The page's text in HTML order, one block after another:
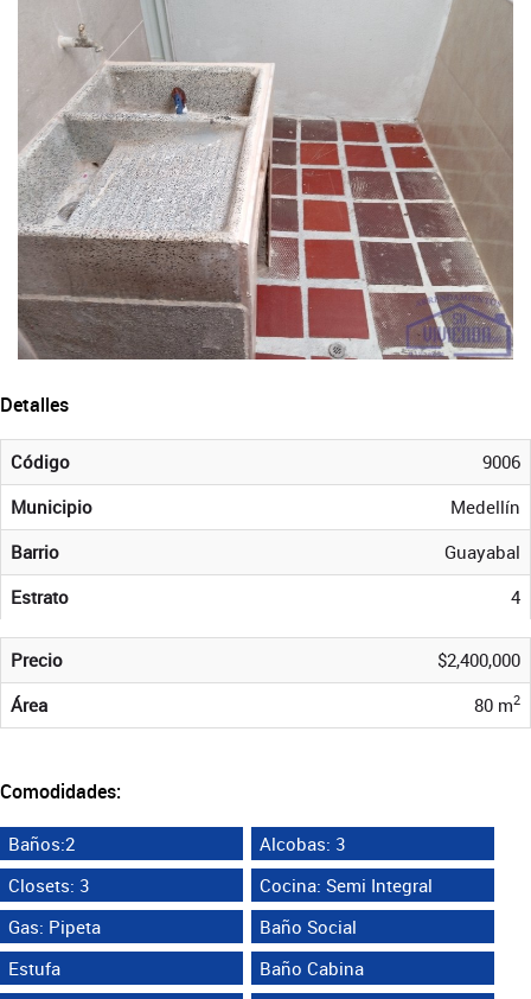
Detalles
Código
9006
Municipio
Medellín
Barrio
Guayabal
Estrato
4
Precio
$2,400,000
Área
80 m2
Comodidades:
Baños:2
Alcobas: 3
Closets: 3
Cocina: Semi Integral
Gas: Pipeta
Baño Social
Estufa
Baño Cabina